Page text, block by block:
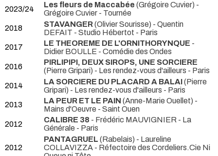
2023/24
Les fleurs de Maccabée (Grégoire Cuvier) -
Grégoire Cuvier - Tournée
2018
STAVANGER(Olivier Sourisse) - Quentin
DEFAIT - Studio Hébertot - Paris
2017
LE THEOREME DE L'ORNITHORYNQUE -
Didier BOULLE - Comédie des Ondes
2016
PIRLIPIPI, DEUX SIROPS, UNE SORCIERE
(Pierre Gripari) - Les rendez-vous d'ailleurs - Paris
2014
LA SORCIERE DU PLACARD A BALAI(Pierre
Gripari) - Les rendez-vous d'ailleurs - Paris
2013
LA PEUR ET LE PAIN (Anne-Marie Ouellet) -
Mains d'Oeuvre - Saint Ouen
2012
CALIBRE 38 - Frédéric MAUVIGNIER - La
Générale - Paris
2012
PANTAGRUEL (Rabelais) - Laureline
COLLAVIZZA - Réfectoire des Cordeliers.Cie Ni